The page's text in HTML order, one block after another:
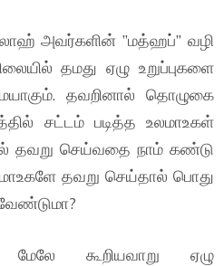
அவர்களின் ”மத்ஹப்” வழி
தமது ஏழு உறுப்புகளை
தவறினால் தொழுகை
சட்டம் படித்த உலமாஉகள்
தவறு செய்வதை நாம் கண்டு
தவறு செய்தால் பொது
மேலே கூறியவாறு ஏழு